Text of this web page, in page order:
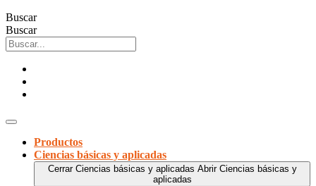
Buscar
Buscar
Productos
Ciencias básicas y aplicadas
Cerrar Ciencias básicas y aplicadas Abrir Ciencias básicas y
aplicadas